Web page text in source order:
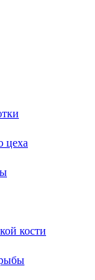
цеха
кости